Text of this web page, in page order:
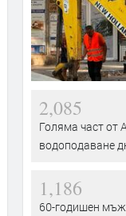
2,085
Голяма част от
водоподаване
1,186
60-годишен